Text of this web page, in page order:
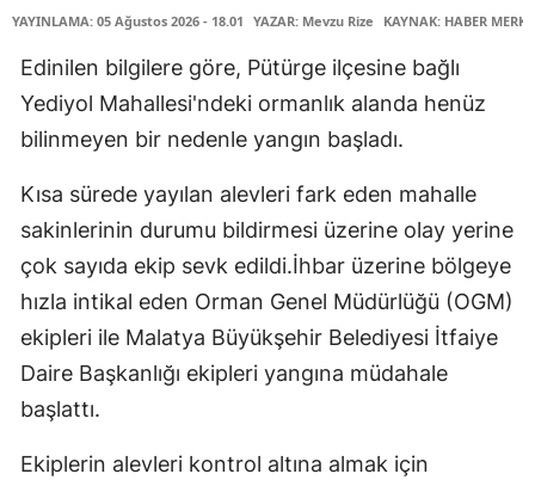
YAYINLAMA: 05 Ağustos 2026 - 18.01 YAZAR: Mevzu Rize KAYNAK: HABER
Edinilen bilgilere göre, Pütürge ilçesine bağlı
Yediyol Mahallesi'ndeki ormanlık alanda henüz
bilinmeyen bir nedenle yangın başladı.
Kısa sürede yayılan alevleri fark eden mahalle
sakinlerinin durumu bildirmesi üzerine olay yerine
çok sayıda ekip sevk edildi.İhbar üzerine bölgeye
hızla intikal eden Orman Genel Müdürlüğü (OGM)
ekipleri ile Malatya Büyükşehir Belediyesi İtfaiye
Daire Başkanlığı ekipleri yangına müdahale
başlattı.
Ekiplerin alevleri kontrol altına almak için